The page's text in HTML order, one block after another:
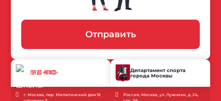
Отправить
ГБУ ДО «МГФСО»
г. Москва, пер. Милютинский дом 16
Департамент спорта
города Москвы
Россия, Москва, ул. Лужники, д. 24,